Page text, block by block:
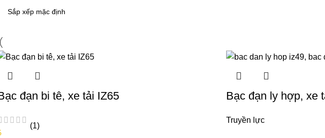
đạn bi tê, xe tải IZ65
(1)
Bạc đạn ly hợp, xe
Truyền lực